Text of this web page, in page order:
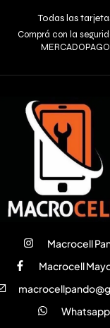
Todas las
Comprá con la
MERCADOPAGO
Macrocell
Macrocell
Whatsapp